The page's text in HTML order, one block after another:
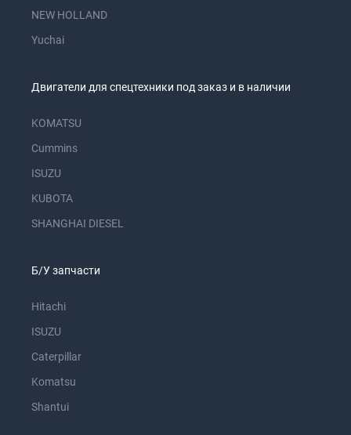
NEW HOLLAND
Yuchai
Двигатели для спецтехники под заказ и в наличии
KOMATSU
Cummins
ISUZU
KUBOTA
SHANGHAI DIESEL
Б/У запчасти
Hitachi
ISUZU
Caterpillar
Komatsu
Shantui